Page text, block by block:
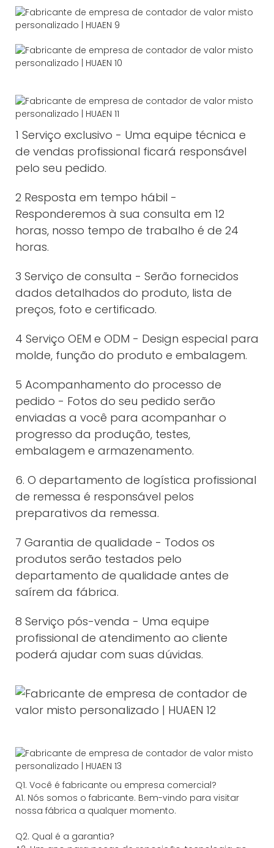
1 Serviço exclusivo - Uma equipe técnica e
de vendas profissional ficará responsável
pelo seu pedido.
2 Resposta em tempo hábil -
Responderemos à sua consulta em 12
horas, nosso tempo de trabalho é de 24
horas.
3 Serviço de consulta - Serão fornecidos
dados detalhados do produto, lista de
preços, foto e certificado.
4 Serviço OEM e ODM - Design especial para
molde, função do produto e embalagem.
5 Acompanhamento do processo de
pedido - Fotos do seu pedido serão
enviadas a você para acompanhar o
progresso da produção, testes,
embalagem e armazenamento.
6. O departamento de logística profissional
de remessa é responsável pelos
preparativos da remessa.
7 Garantia de qualidade - Todos os
produtos serão testados pelo
departamento de qualidade antes de
saírem da fábrica.
8 Serviço pós-venda - Uma equipe
profissional de atendimento ao cliente
poderá ajudar com suas dúvidas.
Q1. Você é fabricante ou empresa comercial?
A1. Nós somos o fabricante. Bem-vindo para visitar
nossa fábrica a qualquer momento.
Q2. Qual é a garantia?